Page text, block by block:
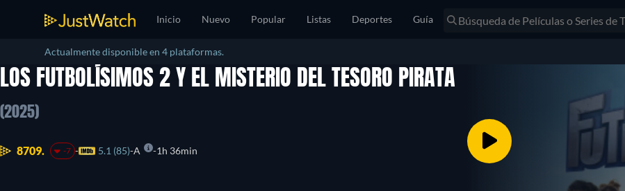
Inicio Nuevo Popular Listas Deportes Guía
Actualmente disponible en 4 plataformas.
LOS FUTBOLÍSIMOS 2 Y EL MISTERIO DEL TESORO PIRATA
(2025)
8709. -7 5.1 (85) A 1h 36min